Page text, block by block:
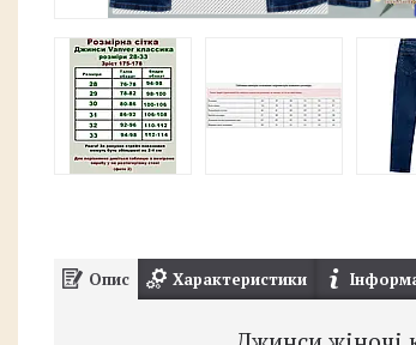
Опис Характеристики